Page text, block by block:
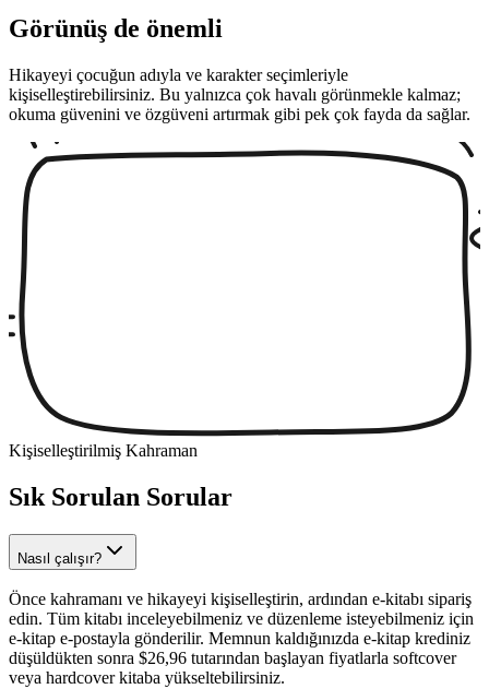
Görünüş de önemli
Hikayeyi çocuğun adıyla ve karakter seçimleriyle
kişiselleştirebilirsiniz. Bu yalnızca çok havalı görünmekle kalmaz;
okuma güvenini ve özgüveni artırmak gibi pek çok fayda da sağlar.
Kişiselleştirilmiş Kahraman
Sık Sorulan Sorular
Nasıl çalışır?
Önce kahramanı ve hikayeyi kişiselleştirin, ardından e-kitabı sipariş
edin. Tüm kitabı inceleyebilmeniz ve düzenleme isteyebilmeniz için
e-kitap e-postayla gönderilir. Memnun kaldığınızda e-kitap krediniz
düşüldükten sonra $26,96 tutarından başlayan fiyatlarla softcover
veya hardcover kitaba yükseltebilirsiniz.